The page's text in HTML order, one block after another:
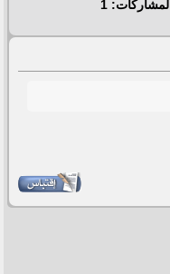
المشاركات: 1